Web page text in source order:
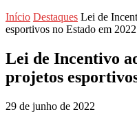
Início Destaques Lei de
esportivos no Estado em 2022
Lei de Incentivo
projetos
29 de junho de 2022